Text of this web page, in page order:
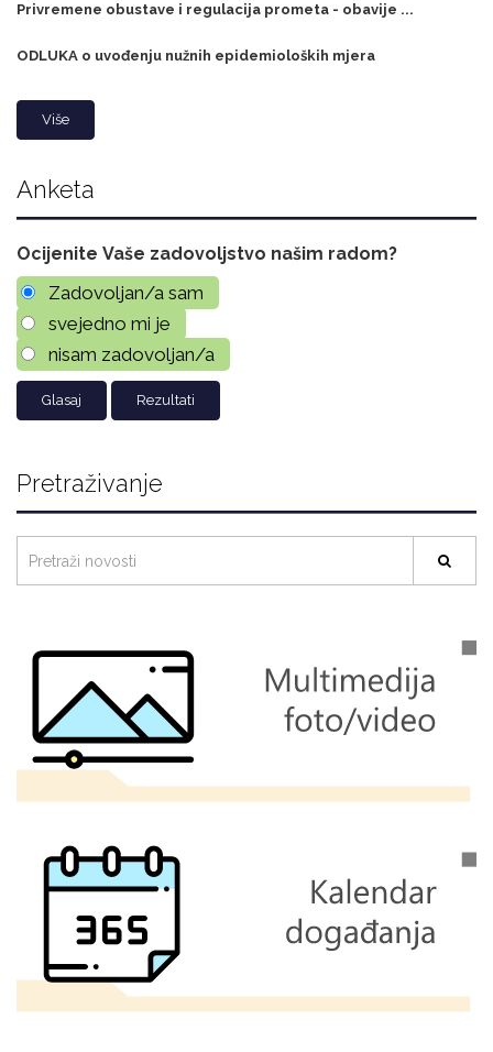
Privremene obustave i regulacija prometa - obavije ...
ODLUKA o uvođenju nužnih epidemioloških mjera
Više
Anketa
Ocijenite Vaše zadovoljstvo našim radom?
Zadovoljan/a sam
svejedno mi je
nisam zadovoljan/a
Rezultati
Pretraživanje